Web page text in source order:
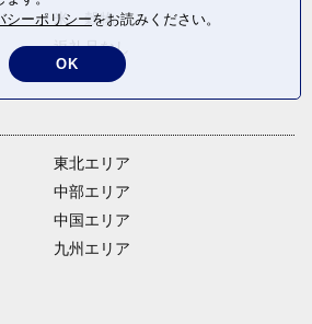
米・穀物
返礼品なし
東北エリア
中部エリア
中国エリア
九州エリア
シーポリシーをお読みください。
OK